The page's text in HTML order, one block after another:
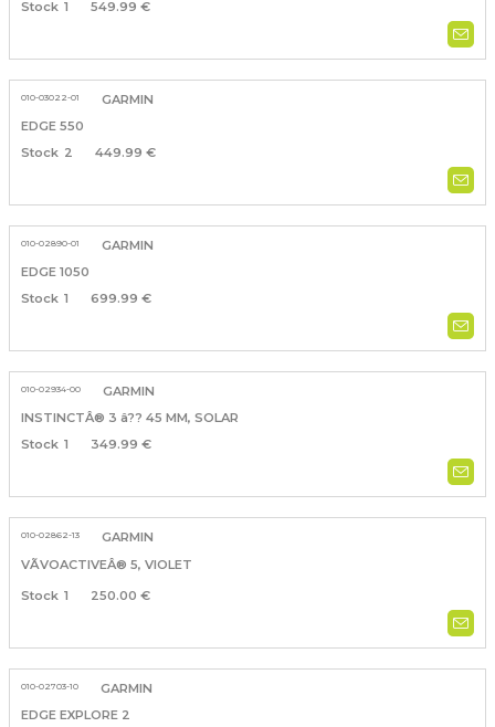
1
549.99 €
010-03022-01
GARMIN
EDGE 550
2
449.99 €
010-02890-01
GARMIN
EDGE 1050
1
699.99 €
010-02934-00
GARMIN
INSTINCTÂ® 3 â?? 45 MM, SOLAR
1
349.99 €
010-02862-13
GARMIN
VÃVOACTIVEÂ® 5, VIOLET
1
250.00 €
010-02703-10
GARMIN
EDGE EXPLORE 2